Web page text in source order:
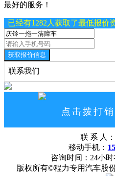
最好的服务！
已经有1282人获取了最低报价
获取报价信息
联系我们
点击拨打
公司
联 系 人：
移动手机：
咨询时间：24小
版权所有©程力专用汽车股